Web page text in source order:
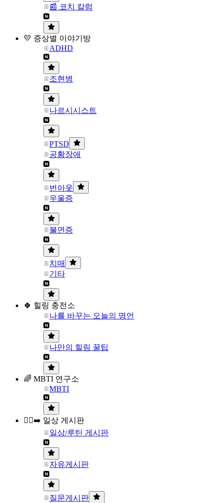
📰 코치 칼럼
💛 증상별 이야기방
ADHD
조현병
나르시시스트
PTSD
공황장애
번아웃
우울증
불면증
치매
기타
🍀 힐링 충전소
나를 바꾸는 오늘의 명언
나만의 힐링 꿀팁
🌈 MBTI 연구소
MBTI
🏃‍♀️‍➡️ 일상 게시판
일상/루틴 게시판
자유게시판
질문게시판